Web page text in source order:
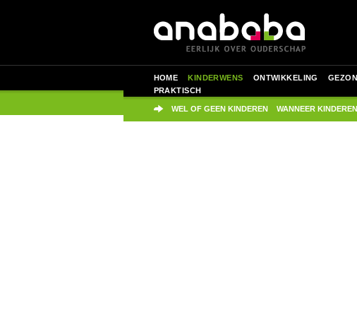
HOME KINDERWENS ONTWIKKELING
PRAKTISCH
WEL OF GEEN KINDEREN WANNEER KINDEREN